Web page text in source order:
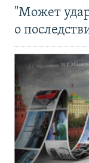
"Может
о